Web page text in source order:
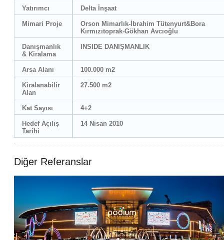
Yatırımcı Delta İnşaat
Mimari Proje
Orson Mimarlık-İbrahim Tütenyurt&Bora
Kırmızıtoprak-Gökhan Avcıoğlu
Danışmanlık
& Kiralama
INSIDE DANIŞMANLIK
Arsa Alanı 100.000 m2
Kiralanabilir
Alan
27.500 m2
Kat Sayısı 4+2
Hedef Açılış
Tarihi
14 Nisan 2010
Diğer Referanslar